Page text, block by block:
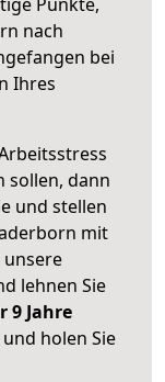
nach
bei
Ihres
sollen, dann
und stellen
mit
unsere
lehnen Sie
9 Jahre
holen Sie